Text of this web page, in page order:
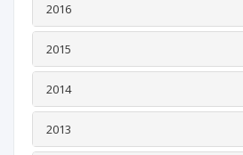
2016
2015
2014
2013